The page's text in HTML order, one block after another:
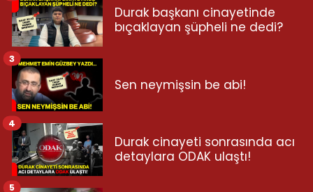
Durak başkanı cinayetinde
bıçaklayan şüpheli ne dedi?
Sen neymişsin be abi!
3
Durak cinayeti sonrasında acı
detaylara ODAK ulaştı!
4
5